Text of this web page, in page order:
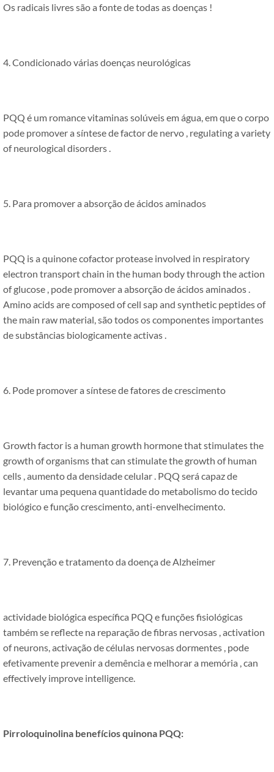
Os radicais livres são a fonte de todas as doenças !
4. Condicionado várias doenças neurológicas
PQQ é um romance vitaminas solúveis em água, em que o corpo
pode promover a síntese de factor de nervo , regulating a variety
of neurological disorders .
5. Para promover a absorção de ácidos aminados
PQQ is a quinone cofactor protease involved in respiratory
electron transport chain in the human body through the action
of glucose , pode promover a absorção de ácidos aminados .
Amino acids are composed of cell sap and synthetic peptides of
the main raw material, são todos os componentes importantes
de substâncias biologicamente activas .
6. Pode promover a síntese de fatores de crescimento
Growth factor is a human growth hormone that stimulates the
growth of organisms that can stimulate the growth of human
cells , aumento da densidade celular . PQQ será capaz de
levantar uma pequena quantidade do metabolismo do tecido
biológico e função crescimento, anti-envelhecimento.
7. Prevenção e tratamento da doença de Alzheimer
actividade biológica específica PQQ e funções fisiológicas
também se reflecte na reparação de fibras nervosas ,activation
of neurons, activação de células nervosas dormentes , pode
efetivamente prevenir a demência e melhorar a memória ,can
effectively improve intelligence.
Pirroloquinolina benefícios quinona PQQ: